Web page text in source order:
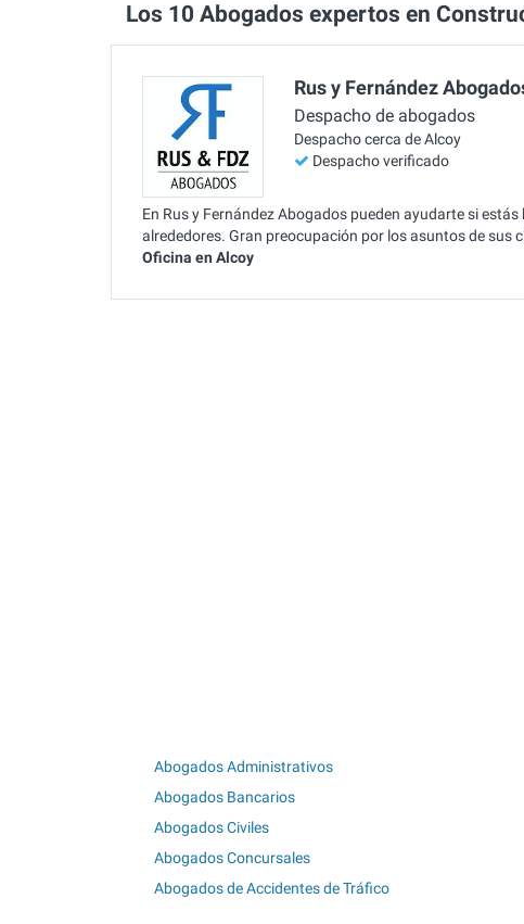
Los 10 Abogados expertos en
Rus y Fernández
Despacho de abogados
Despacho cerca de Alcoy
Despacho verificado
En Rus y Fernández Abogados pueden ayudarte si
alrededores. Gran preocupación por los asuntos de sus
Oficina en Alcoy
Abogados Administrativos
Abogados Bancarios
Abogados Civiles
Abogados Concursales
Abogados de Accidentes de Tráfico